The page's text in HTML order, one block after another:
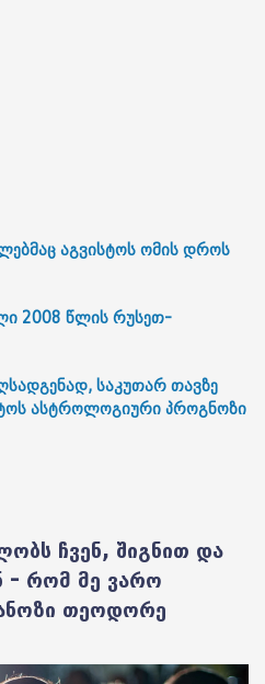
აგვისტოს ომის დროს
2008 წლის რუსეთ-
საკუთარ თავზე
ასტროლოგიური პროგნოზი
ჩვენ, შიგნით და
– რომ მე ვარო
თეოდორე